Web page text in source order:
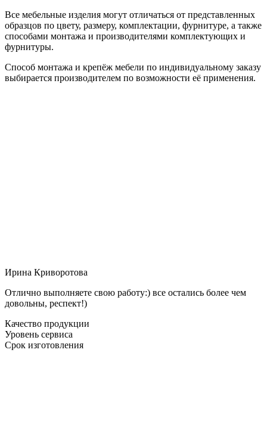
Все мебельные изделия могут отличаться от представленных
образцов по цвету, размеру, комплектации, фурнитуре, а также
способами монтажа и производителями комплектующих и
фурнитуры.
Способ монтажа и крепёж мебели по индивидуальному заказу
выбирается производителем по возможности её применения.
Ирина Криворотова
Отлично выполняете свою работу:) все остались более чем
довольны, респект!)
Качество продукции
Уровень сервиса
Срок изготовления